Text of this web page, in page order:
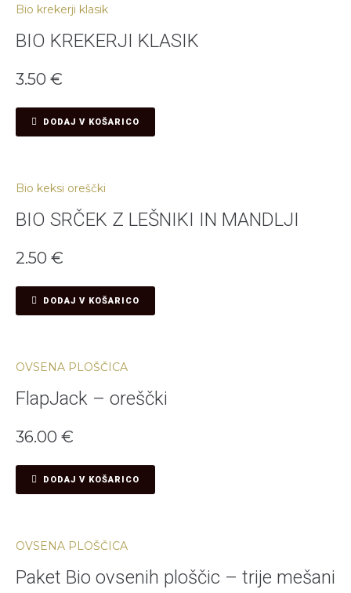
Bio krekerji klasik
BIO KREKERJI KLASIK
3.50 €
DODAJ V KOŠARICO
Bio keksi oreščki
BIO SRČEK Z LEŠNIKI IN MANDLJI
2.50 €
DODAJ V KOŠARICO
OVSENA PLOŠČICA
FlapJack – oreščki
36.00 €
DODAJ V KOŠARICO
OVSENA PLOŠČICA
Paket Bio ovsenih ploščic – trije mešani